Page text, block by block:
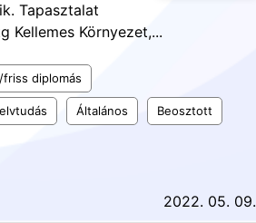
Tapasztalat
Környezet,...
friss diplomás
Általános Beosztott
2022. 05. 09.